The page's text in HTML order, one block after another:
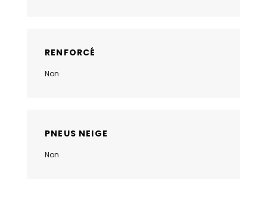
RENFORCÉ
Non
PNEUS NEIGE
Non